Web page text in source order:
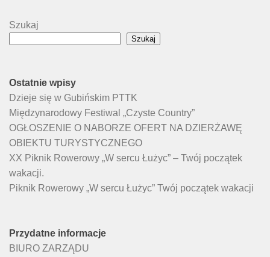
Szukaj
Szukaj
Ostatnie wpisy
Dzieje się w Gubińskim PTTK
Międzynarodowy Festiwal „Czyste Country”
OGŁOSZENIE O NABORZE OFERT NA DZIERŻAWĘ
OBIEKTU TURYSTYCZNEGO
XX Piknik Rowerowy „W sercu Łużyc” – Twój początek
wakacji.
Piknik Rowerowy „W sercu Łużyc” Twój początek wakacji
Przydatne informacje
BIURO ZARZĄDU